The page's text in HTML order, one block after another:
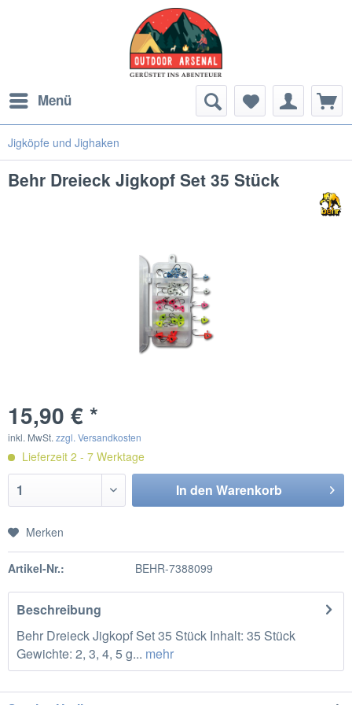
Menü
Jigköpfe und Jighaken
Behr Dreieck Jigkopf Set 35 Stück
15,90 € *
inkl. MwSt. zzgl. Versandkosten
Lieferzeit 2 - 7 Werktage
In den Warenkorb
Merken
Artikel-Nr.: BEHR-7388099
Beschreibung
Behr Dreieck Jigkopf Set 35 Stück Inhalt: 35 Stück
Gewichte: 2, 3, 4, 5 g... mehr